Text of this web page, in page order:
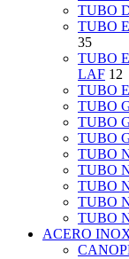
TUBO
TUBO
35
TUBO
LAF 12
TUBO
TUBO
TUBO
TUBO
TUBO
TUBO
TUBO
TUBO
TUBO
ACERO